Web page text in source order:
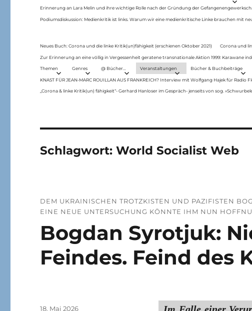
Erinnerung an Lara Melin und ihre wichtige Rolle nach der Gründung der
Podiumsdiskussion: Medienkritik ist links. Warum wir eine medienkritische Linke brauchen mit
Neues Buch: Corona und die linke Kritik(un)fähigkeit (erschienen Oktober 2021) Corona und
Zur Erinnerung an eine völlig in Vergessenheit geratene transnationale Aktion 1999: Karawane
Themen Genres @ Bücher… Veranstaltungen Bücher & Buchbeiträge
KNAST FÜR JEAN-MARC ROUILLAN AUS FRANKREICH? Interview mit Wolfgang Hajek für Radio
„Corona & linke Kritik(un) fähigkeit“- Gerhard Hanloser im Gespräch- jenseits von sog.
Schlagwort:World Socialist Web
DEM UKRAINISCHEN TROTZKISTEN UND PAZIFISTEN
EINE NEUE UNTERSUCHUNG KÖNNTE IHM NUN
Bogdan Syrotjuk:
Feindes. Feind des
Veröffentlicht
18. Mai 2026